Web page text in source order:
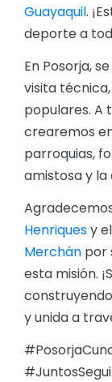
Guayaquil.
deporte a
En Posorja,
visita
populares. A
crearemos
parroquias,
amistosa y
Henriquesy
Merchán por
esta misión.
y unida a